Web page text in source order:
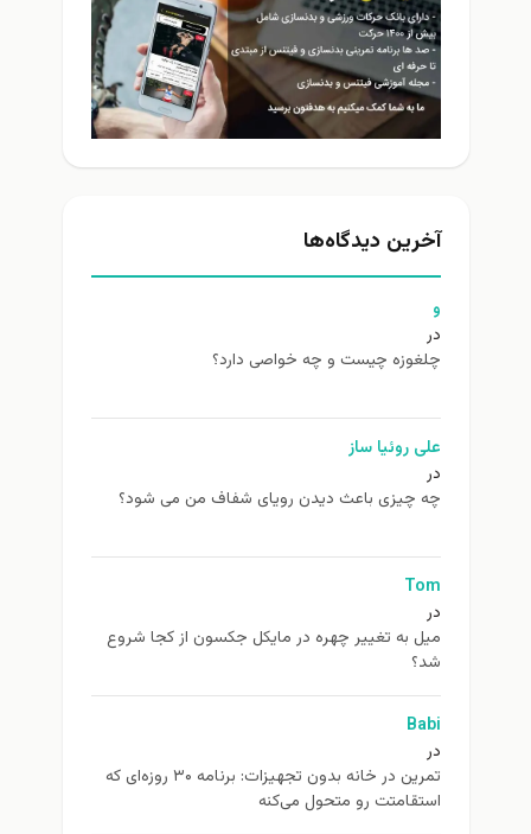
آخرین دیدگاه‌ها
و
در
چلغوزه چیست و چه خواصی دارد؟
علی روئیا ساز
در
چه چیزی باعث دیدن رویای شفاف من می شود؟
Tom
در
ميل به تغيير چهره در مایکل جکسون از كجا شروع
شد؟
Babi
در
تمرین در خانه بدون تجهیزات: برنامه ۳۰ روزه‌ای که
استقامتت رو متحول می‌کنه